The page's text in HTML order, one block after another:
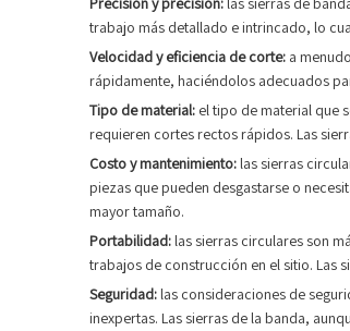
trabajo más detallado e intrincado, lo
Velocidad y eficiencia de corte: a
rápidamente, haciéndolos adecuados
Tipo de material: el tipo de material que
requieren cortes rectos rápidos. Las
Costo y mantenimiento: las sierras
piezas que pueden desgastarse o
mayor tamaño.
Portabilidad: las sierras circulares son
trabajos de construcción en el sitio. Las
Seguridad: las consideraciones de
inexpertas. Las sierras de la banda,